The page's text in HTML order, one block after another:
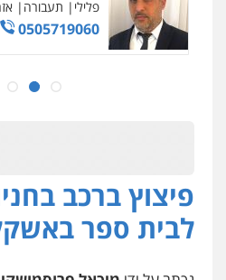
פלילי תעבורה
0505719060
עו"ד נס בן נתן
עו"ד משה
פלילי כלכלי
אסירים
0549732303
פיצוץ ברכב
לבית ספר